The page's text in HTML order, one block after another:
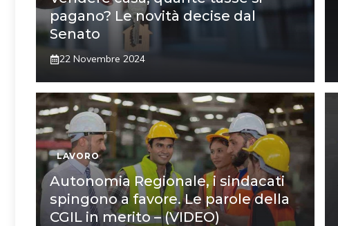
pagano? Le novità decise dal
Senato
22 Novembre 2024
LAVORO
Autonomia Regionale, i sindacati
spingono a favore. Le parole della
CGIL in merito – (VIDEO)